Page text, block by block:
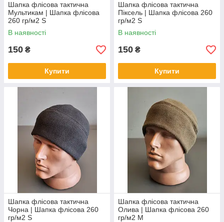
Шапка флісова тактична
Мультикам | Шапка флісова
260 гр/м2 S
В наявності
150 ₴
Купити
Шапка флісова тактична
Піксель | Шапка флісова 260
гр/м2 S
В наявності
150 ₴
Купити
Шапка флісова тактична
Чорна | Шапка флісова 260
гр/м2 S
Шапка флісова тактична
Олива | Шапка флісова 260
гр/м2 M